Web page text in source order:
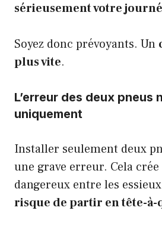
sérieusement votre
Soyez donc prévoyants. Un
plus vite.
L’erreur des deux pneus
uniquement
Installer seulement deux
une grave erreur. Cela
dangereux entre les
risque de partir en tête-à-